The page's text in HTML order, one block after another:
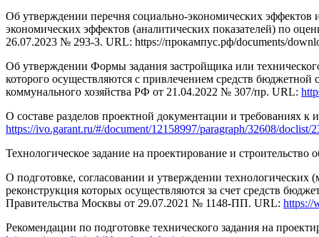
Об утверждении перечня социально-экономических эффектов
экономических эффектов (аналитических показателей) по
26.07.2023 № 293-З. URL: https://прокампус.рф/documents/
Об утверждении Формы задания застройщика или
которого осуществляются с привлечением средств
коммунального хозяйства РФ от 21.04.2022 № 307/пр. URL:
О составе разделов проектной документации и требованиях
https://ivo.garant.ru/#/document/12158997/paragraph/32608/doclist/
Технологическое задание на проектирование и строительство
О подготовке, согласовании и утверждении технологических
реконструкция которых осуществляются за счет средств
Правительства Москвы от 29.07.2021 № 1148-ПП. URL: https://
Рекомендации по подготовке технического задания на